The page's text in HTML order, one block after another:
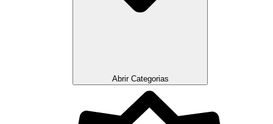
Abrir Categorias